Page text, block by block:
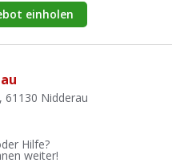
einholen
61130 Nidderau
Hilfe?
weiter!